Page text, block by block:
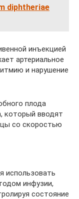
diphtheriae
инъекцией
артериальное
и нарушение
плода
который вводят
со скоростью
использовать
инфузии,
состояние